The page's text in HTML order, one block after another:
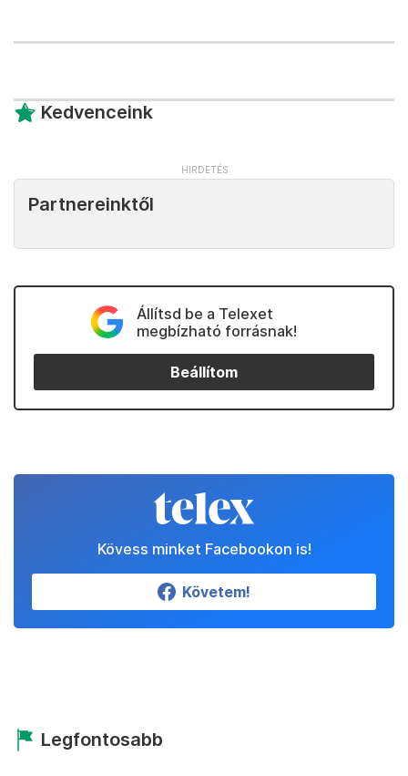
Kedvenceink
Partnereinktől
Állítsd be a Telexet
megbízható forrásnak!
Beállítom
Kövess minket Facebookon is!
Követem!
Legfontosabb